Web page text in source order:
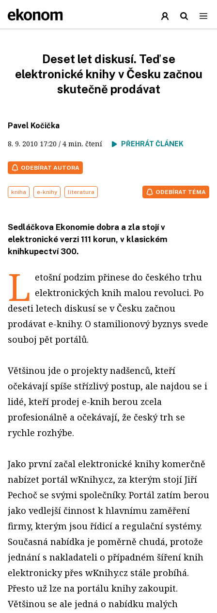
Deset let diskusí. Teď se
elektronické knihy v Česku začnou
skutečně prodávat
Pavel Kočička
8. 9. 2010 17:20 / 4 min. čtení PŘEHRÁT ČLÁNEK
ODEBÍRAT AUTORA
kniha e-knihy literatura ODEBÍRAT TÉMA
Sedláčkova Ekonomie dobra a zla stojí v
elektronické verzi 111 korun, v klasickém
knihkupectví 300.
L etošní podzim přinese do českého trhu
elektronických knih malou revoluci. Po
deseti letech diskusí se v Česku začnou
prodávat e-knihy. O stamilionový byznys svede
souboj pět portálů.
Většinou jde o projekty nadšenců, kteří
očekávají spíše střízlivý postup, ale najdou se i
lidé, kteří prodej e-knih berou zcela
profesionálně a očekávají, že český trh se
rychle rozhýbe.
Jako první začal elektronické knihy komerčně
nabízet portál wKnihy.cz, za kterým stojí Jiří
Pechoč se svými společníky. Portál zatím berou
jako vedlejší činnost k hlavnímu zaměření
firmy, kterým jsou řídicí a regulační systémy.
Současná nabídka je poměrně chudá, protože
jednání s nakladateli o případném šíření knih
elektronicky přes wKnihy.cz stále probíhá.
Přesto už lze na portálu knihy zakoupit.
Většinou se ale jedná o nabídku malých